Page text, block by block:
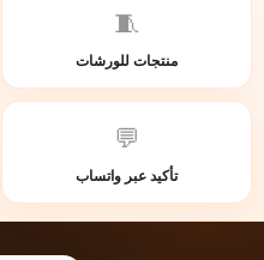
🧵
منتجات للورشات
💬
تأكيد عبر واتساب